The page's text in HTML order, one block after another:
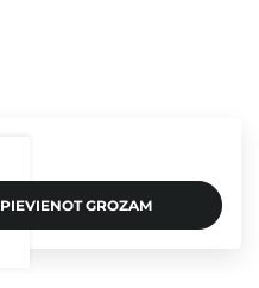
PIEVIENOT GROZAM